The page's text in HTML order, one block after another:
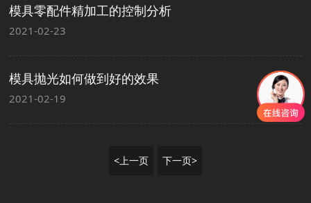
模具零配件精加工的控制分析
2021-02-23
模具抛光如何做到好的效果
2021-02-19
<上一页 下一页>